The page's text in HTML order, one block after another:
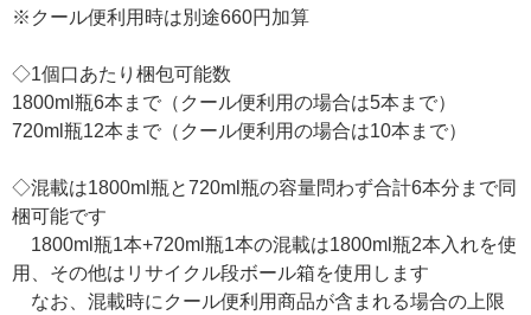
※クール便利用時は別途660円加算
◇1個口あたり梱包可能数
1800ml瓶6本まで（クール便利用の場合は5本まで）
720ml瓶12本まで（クール便利用の場合は10本まで）
◇混載は1800ml瓶と720ml瓶の容量問わず合計6本分まで同
梱可能です
1800ml瓶1本+720ml瓶1本の混載は1800ml瓶2本入れを使
用、その他はリサイクル段ボール箱を使用します
なお、混載時にクール便利用商品が含まれる場合の上限